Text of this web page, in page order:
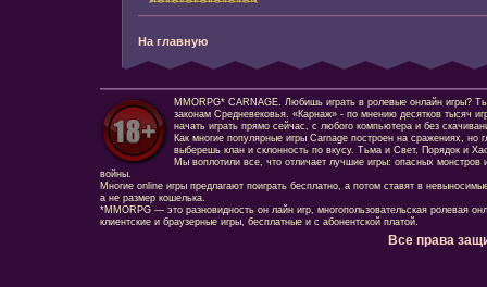
На главную
MMORPG* CARNAGE. Любишь играть в ролевые онлайн игры?
законам Средневековья. «Карнаж» - по мнению десятков тысяч
начать играть прямо сейчас, с любого компьютера и без
Как многие популярные игры Carnage построен на сражениях, но
выберешь клан и склонность по вкусу. Тьма и Свет, Порядок и
Мы воплотили все, что отличает лучшие игры: опасных монстров
войны.
Многие online игры предлагают поиграть бесплатно, а потом ставят в
а не размер кошелька.
*MMORPG — это разновидность он лайн игр, многопользовательская ролевая
клиентские и браузерные игры, бесплатные и с абонентской платой.
Все права